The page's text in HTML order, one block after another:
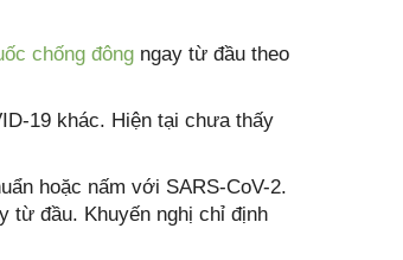
chống đông ngay từ đầu theo
19 khác. Hiện tại chưa thấy
hoặc nấm với SARS-CoV-2.
từ đầu. Khuyến nghị chỉ định